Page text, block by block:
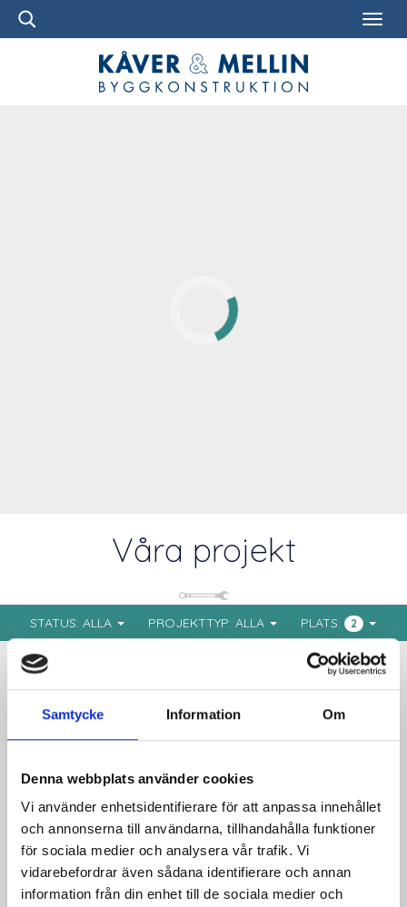
Samtycke Information Om
Denna webbplats använder cookies
Vi använder enhetsidentifierare för att anpassa innehållet
och annonserna till användarna, tillhandahålla funktioner
för sociala medier och analysera vår trafik. Vi
vidarebefordrar även sådana identifierare och annan
information från din enhet till de sociala medier och
Våra projekt
STATUS: ALLA PROJEKTTYP: ALLA PLATS: 2